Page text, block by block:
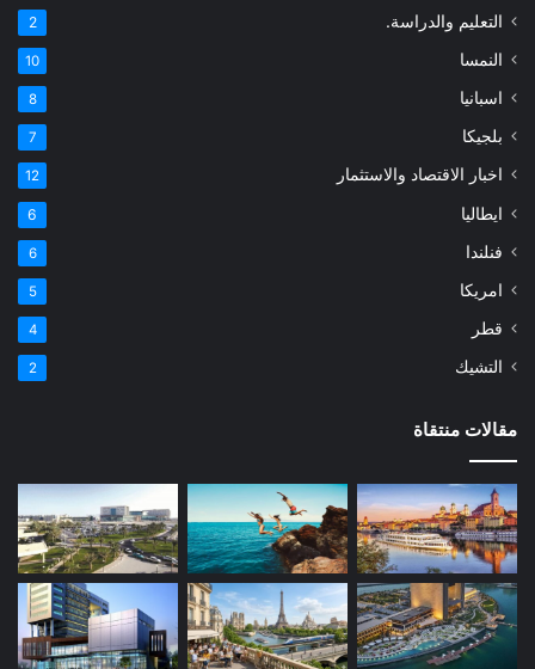
التعليم والدراسة. 2
النمسا 10
اسبانيا 8
بلجيكا 7
اخبار الاقتصاد والاستثمار 12
ايطاليا 6
فنلندا 6
امريكا 5
قطر 4
التشيك 2
مقالات منتقاة